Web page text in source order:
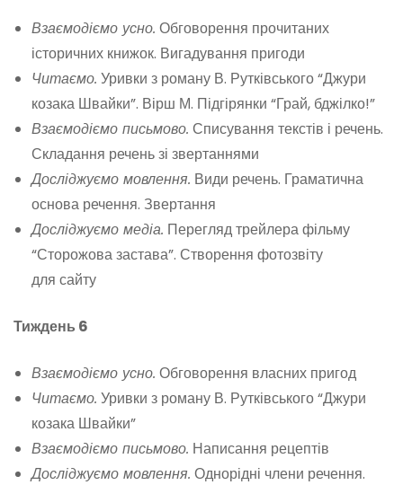
Взаємодіємо усно. Обговорення прочитаних
історичних книжок. Вигадування пригоди
Читаємо. Уривки з роману В. Рутківського “Джури
козака Швайки”. Вірш М. Підгірянки “Грай, бджілко!”
Взаємодіємо письмово. Списування текстів і речень.
Складання речень зі звертаннями
Досліджуємо мовлення. Види речень. Граматична
основа речення. Звертання
Досліджуємо медіа. Перегляд трейлера фільму
“Сторожова застава”. Створення фотозвіту
для сайту
Тиждень 6
Взаємодіємо усно. Обговорення власних пригод
Читаємо. Уривки з роману В. Рутківського “Джури
козака Швайки”
Взаємодіємо письмово. Написання рецептів
Досліджуємо мовлення. Однорідні члени речення.